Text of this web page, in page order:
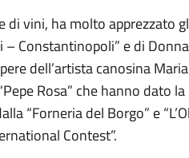
di vini, ha molto apprezzato
– Constantinopoli” e di
dell’artista canosina
Rosa” che hanno dato
“Forneria del Borgo” e
Contest”.